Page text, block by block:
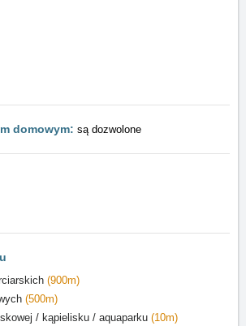
domowym: są dozwolone
(900m)
(500m)
/ kąpielisku / aquaparku (10m)